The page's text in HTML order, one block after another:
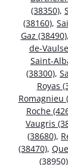
(38350),
(38160),
Gaz (38490),
de-
Saint-
(38300),
Royas
Romagnieu
Roche
Vaugris
(38680),
(38470),
(38950)